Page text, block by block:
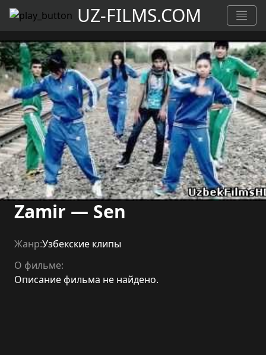
UZ-FILMS.COM
Zamir — Sen
Жанр:Узбекские клипы
О фильме:
Описание фильма не найдено.